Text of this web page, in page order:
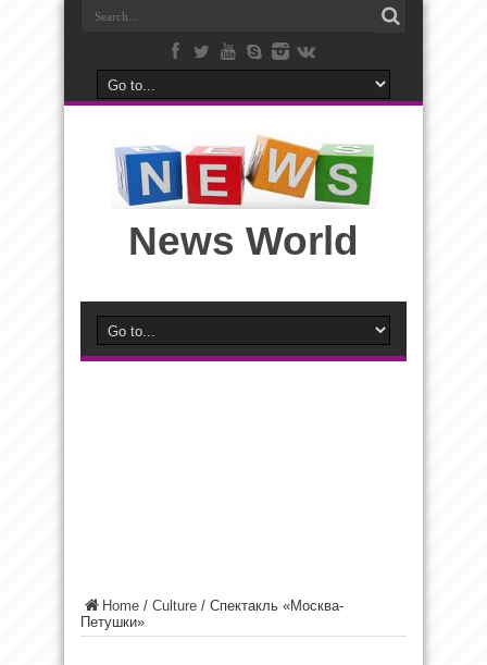
News World
Home / Culture / Спектакль «Москва-
Петушки»